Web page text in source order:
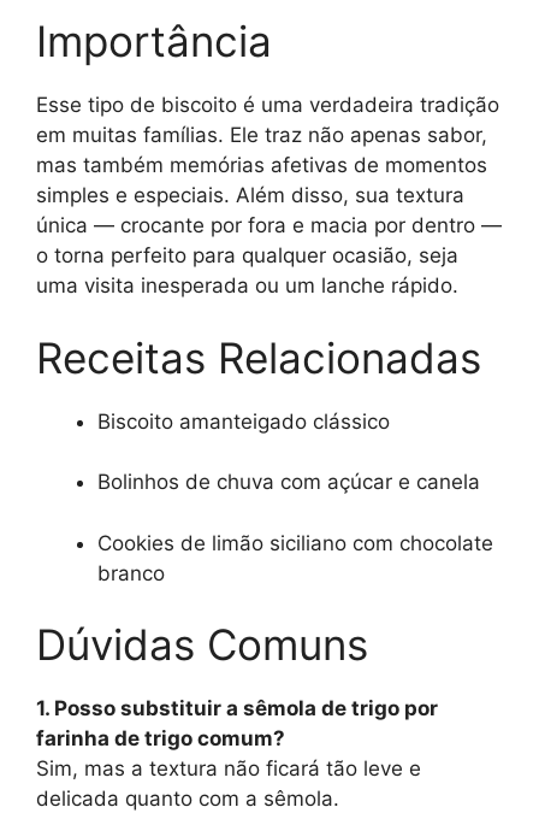
Importância
Esse tipo de biscoito é uma verdadeira tradição
em muitas famílias. Ele traz não apenas sabor,
mas também memórias afetivas de momentos
simples e especiais. Além disso, sua textura
única — crocante por fora e macia por dentro —
o torna perfeito para qualquer ocasião, seja
uma visita inesperada ou um lanche rápido.
Receitas Relacionadas
Biscoito amanteigado clássico
Bolinhos de chuva com açúcar e canela
Cookies de limão siciliano com chocolate
branco
Dúvidas Comuns
1. Posso substituir a sêmola de trigo por
farinha de trigo comum?
Sim, mas a textura não ficará tão leve e
delicada quanto com a sêmola.